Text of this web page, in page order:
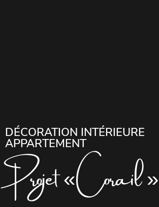
DÉCORATION INTÉRIEURE
APPARTEMENT
Projet « Corail »